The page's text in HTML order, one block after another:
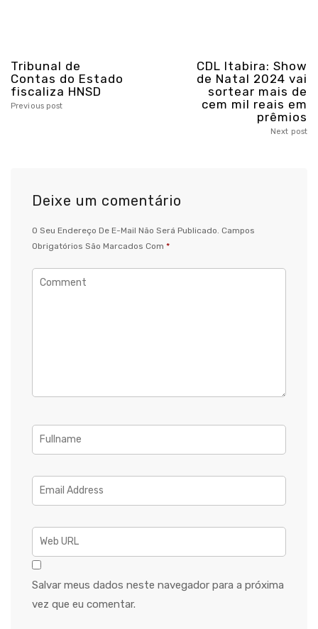
Tribunal de
Contas do Estado
fiscaliza HNSD
Previous post
CDL Itabira: Show
de Natal 2024 vai
sortear mais de
cem mil reais em
prêmios
Next post
Deixe um comentário
O Seu Endereço De E-Mail Não Será Publicado. Campos
Obrigatórios São Marcados Com *
Salvar meus dados neste navegador para a próxima
vez que eu comentar.